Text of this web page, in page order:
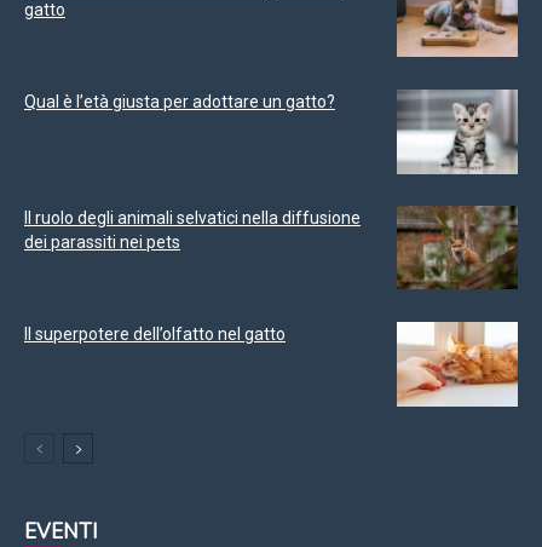
gatto
Qual è l’età giusta per adottare un gatto?
Il ruolo degli animali selvatici nella diffusione
dei parassiti nei pets
Il superpotere dell’olfatto nel gatto
EVENTI